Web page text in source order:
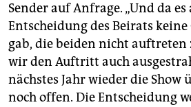
Sender auf Anfrage. „Und da
Entscheidung des Beirats
gab, die beiden nicht auftreten
wir den Auftritt auch
nächstes Jahr wieder die
noch offen. Die Entscheidung